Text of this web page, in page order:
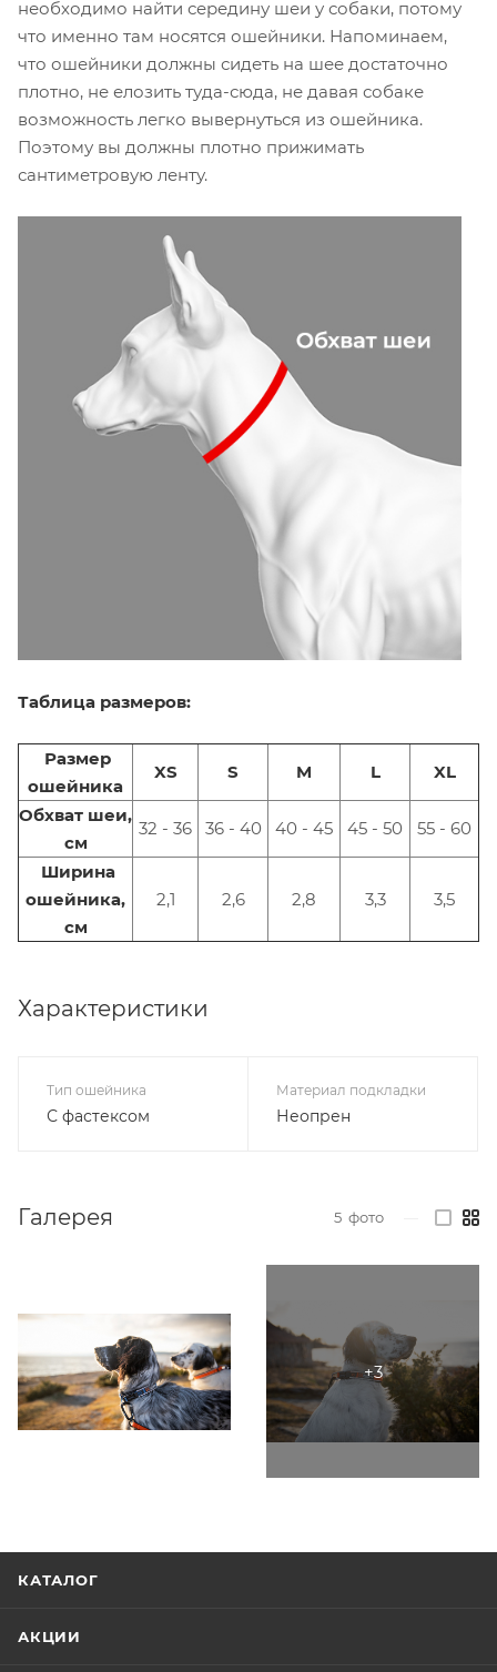
необходимо найти середину шеи у собаки, потому
что именно там носятся ошейники. Напоминаем,
что ошейники должны сидеть на шее достаточно
плотно, не елозить туда-сюда, не давая собаке
возможность легко вывернуться из ошейника.
Поэтому вы должны плотно прижимать
сантиметровую ленту.
Таблица размеров:
Размер
ошейника
XS S M L XL
Обхват шеи,
см
32 - 36 36 - 40 40 - 45 45 - 50 55 - 60
Ширина
ошейника,
см
2,1 2,6 2,8 3,3 3,5
Характеристики
Тип ошейника
С фастексом
Материал подкладки
Неопрен
Галерея 5 фото
КАТАЛОГ
АКЦИИ